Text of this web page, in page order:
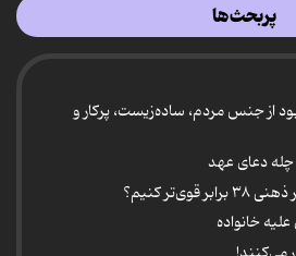
پربحث‌ها
از جنس مردم، ساده‌زیست، پرکار و
دعای عهد
کنیم؟